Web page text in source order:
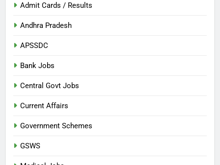
Admit Cards / Results
Andhra Pradesh
APSSDC
Bank Jobs
Central Govt Jobs
Current Affairs
Government Schemes
GSWS